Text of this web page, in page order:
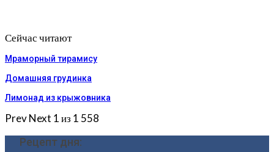
Сейчас читают
Мраморный тирамису
Домашняя грудинка
Лимонад из крыжовника
PrevNext 1 из 1 558
Рецепт дня: